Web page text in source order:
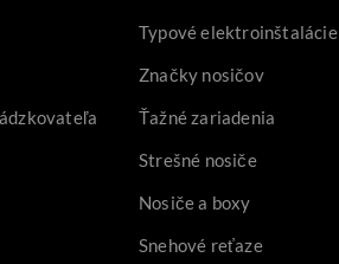
Typové elektroinštalácie
Značky nosičov
Ťažné zariadenia
Strešné nosiče
Nosiče a boxy
Snehové reťaze